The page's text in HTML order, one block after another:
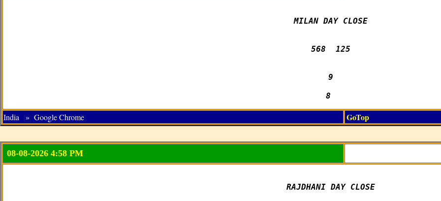
MILAN DAY CLOSE
568  125
9
8
India » Google Chrome GoTop
08-08-2026 4:58 PM
RAJDHANI DAY CLOSE